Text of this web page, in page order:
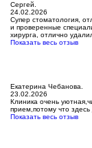
Сергей.
24.02.2026
Супер стоматология,
и проверенные
хирурга, отлично
Показать весь отзыв
Екатерина Чебанова.
23.02.2026
Клиника очень
прием,потому что здесь
Показать весь отзыв